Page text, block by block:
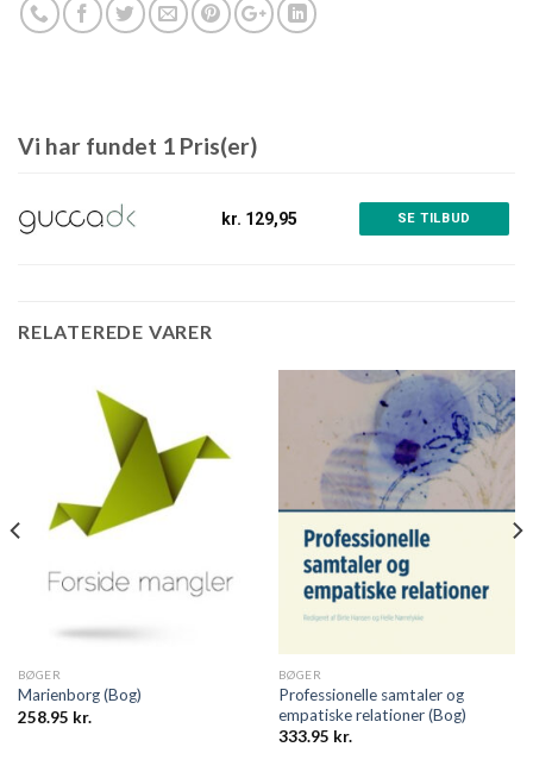
Vi har fundet 1 Pris(er)
kr. 129,95 SE TILBUD
RELATEREDE VARER
BØGER
Marienborg (Bog)
258.95 kr.
BØGER
Professionelle samtaler og
empatiske relationer (Bog)
333.95 kr.